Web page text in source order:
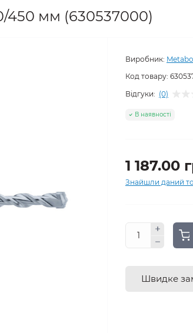
450 мм (630537000)
Виробник: Metabo
Код товару:
Відгуки: (0)
В наявності
1 187.00
Знайшли даний
Швидке